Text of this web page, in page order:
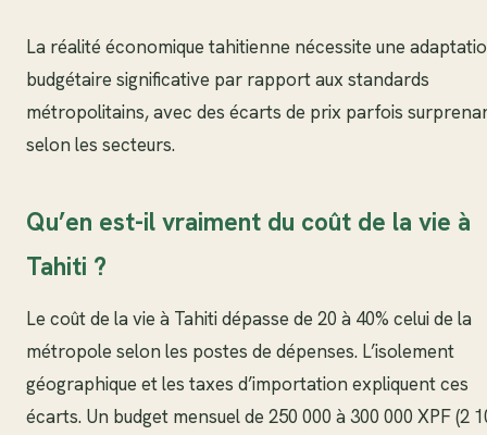
La réalité économique tahitienne nécessite une
budgétaire significative par rapport aux standards
métropolitains, avec des écarts de prix parfois
selon les secteurs.
Qu’en est-il vraiment du coût de la vie à
Tahiti ?
Le coût de la vie à Tahiti dépasse de 20 à 40% celui de la
métropole selon les postes de dépenses. L’isolement
géographique et les taxes d’importation expliquent ces
écarts. Un budget mensuel de 250 000 à 300 000 XPF (2